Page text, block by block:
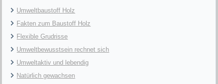
Umweltbaustoff Holz
Fakten zum Baustoff Holz
Flexible Grudrisse
Umweltbewusstsein rechnet sich
Umweltaktiv und lebendig
Natürlich gewachsen